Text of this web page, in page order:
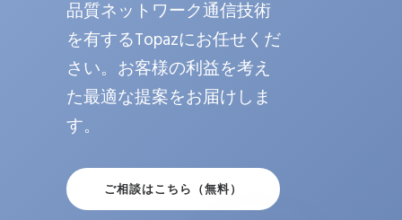
品質ネットワーク通信技術
を有するTopazにお任せくだ
さい。お客様の利益を考え
た最適な提案をお届けしま
す。
ご相談はこちら（無料）